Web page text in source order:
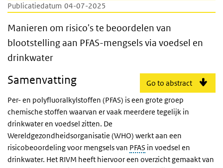
Publicatiedatum 04-07-2025
Manieren om risico's te beoordelen van
Manieren om risico's te beoordelen van
blootstelling aan PFAS-mengsels via voedsel en
drinkwater
Go to abstract
Samenvatting
Per- en polyfluoralkylstoffen (PFAS) is een grote groep
chemische stoffen waarvan er vaak meerdere tegelijk in
drinkwater en voedsel zitten. De
Wereldgezondheidsorganisatie (WHO) werkt aan een
risicobeoordeling voor mengsels van PFAS in voedsel en
drinkwater. Het RIVM heeft hiervoor een overzicht gemaakt van